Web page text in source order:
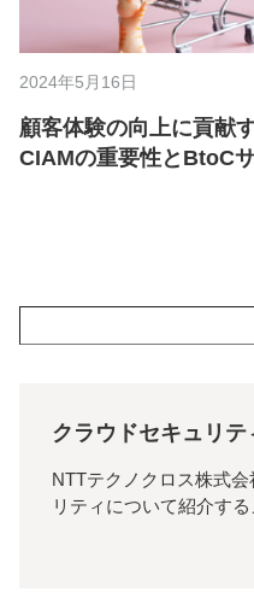
2024年5月16日
顧客体験の向上に貢献
CIAMの重要性とBtoC
クラウドセキュリテ
NTTテクノクロス株式
リティについて紹介する